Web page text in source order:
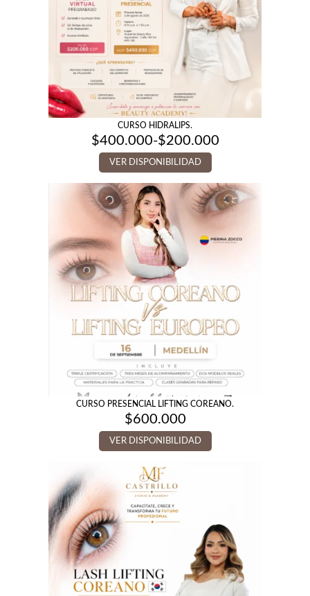
CURSO HIDRALIPS.
$200.000
-
$400.000
Rango
de
precios:
desde
$200.000
hasta
$400.000
VER DISPONIBILIDAD
CURSO PRESENCIAL LIFTING COREANO.
$600.000
VER DISPONIBILIDAD